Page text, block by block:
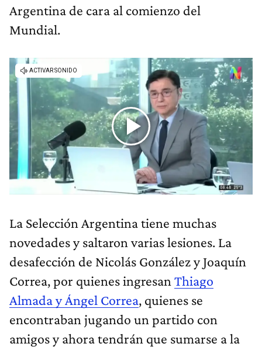
Argentina de cara al comienzo del
Mundial.
La Selección Argentina tiene muchas
novedades y saltaron varias lesiones. La
desafección de Nicolás González y Joaquín
Correa, por quienes ingresan Thiago
Almada y Ángel Correa, quienes se
encontraban jugando un partido con
amigos y ahora tendrán que sumarse a la